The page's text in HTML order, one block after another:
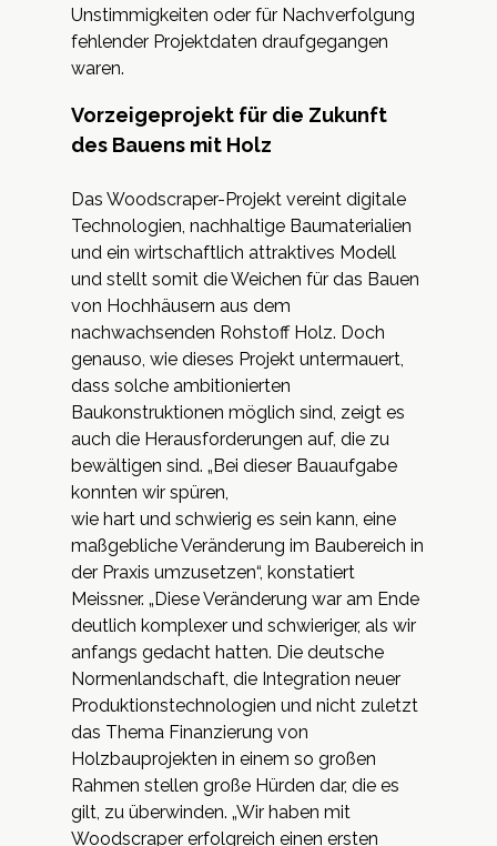
Unstimmigkeiten oder für Nachverfolgung
fehlender Projektdaten draufgegangen
waren.
Vorzeigeprojekt für die Zukunft
des Bauens mit Holz
Das Woodscraper-Projekt vereint digitale
Technologien, nachhaltige Baumaterialien
und ein wirtschaftlich attraktives Modell
und stellt somit die Weichen für das Bauen
von Hochhäusern aus dem
nachwachsenden Rohstoff Holz. Doch
genauso, wie dieses Projekt untermauert,
dass solche ambitionierten
Baukonstruktionen möglich sind, zeigt es
auch die Herausforderungen auf, die zu
bewältigen sind. „Bei dieser Bauaufgabe
konnten wir spüren,
wie hart und schwierig es sein kann, eine
maßgebliche Veränderung im Baubereich in
der Praxis umzusetzen“, konstatiert
Meissner. „Diese Veränderung war am Ende
deutlich komplexer und schwieriger, als wir
anfangs gedacht hatten. Die deutsche
Normenlandschaft, die Integration neuer
Produktionstechnologien und nicht zuletzt
das Thema Finanzierung von
Holzbauprojekten in einem so großen
Rahmen stellen große Hürden dar, die es
gilt, zu überwinden. „Wir haben mit
Woodscraper erfolgreich einen ersten